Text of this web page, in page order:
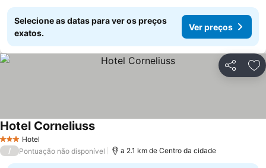
Selecione as datas para ver os preços
exatos.
Ver preços
Partilhar
3 EstrelasHotel
Hotel CorneliussVer preços
/ Pontuação não disponível a 2.1 km de Centro da cidade